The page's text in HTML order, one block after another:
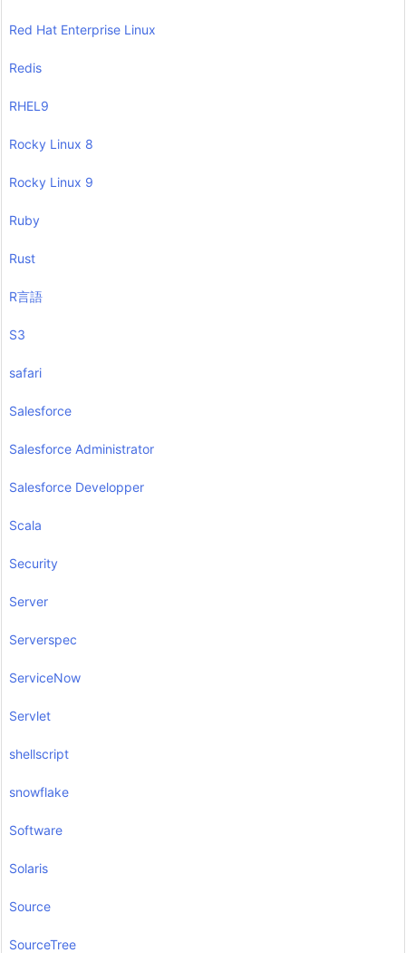
Red Hat Enterprise Linux
Redis
RHEL9
Rocky Linux 8
Rocky Linux 9
Ruby
Rust
R言語
S3
safari
Salesforce
Salesforce Administrator
Salesforce Developper
Scala
Security
Server
Serverspec
ServiceNow
Servlet
shellscript
snowflake
Software
Solaris
Source
SourceTree